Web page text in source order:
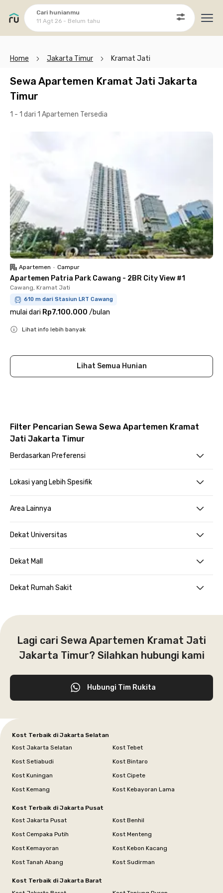
Cari hunianmu
11 Agt 26 - Belum tahu
Home Jakarta Timur Kramat Jati
Sewa Apartemen Kramat Jati Jakarta
Timur
1 - 1 dari 1 Apartemen Tersedia
Apartemen • Campur
Apartemen Patria Park Cawang - 2BR City View #1
Cawang, Kramat Jati
610 m dari Stasiun LRT Cawang
mulai dari Rp7.100.000 /bulan
Lihat info lebih banyak
Lihat Semua Hunian
Filter Pencarian Sewa Sewa Apartemen Kramat
Jati Jakarta Timur
Berdasarkan Preferensi
Lokasi yang Lebih Spesifik
Area Lainnya
Dekat Universitas
Dekat Mall
Dekat Rumah Sakit
Lagi cari Sewa Apartemen Kramat Jati
Jakarta Timur? Silahkan hubungi kami
Hubungi Tim Rukita
Kost Terbaik di Jakarta Selatan
Kost Jakarta Selatan
Kost Tebet
Kost Setiabudi
Kost Bintaro
Kost Kuningan
Kost Cipete
Kost Kemang
Kost Kebayoran Lama
Kost Terbaik di Jakarta Pusat
Kost Jakarta Pusat
Kost Benhil
Kost Cempaka Putih
Kost Menteng
Kost Kemayoran
Kost Kebon Kacang
Kost Tanah Abang
Kost Sudirman
Kost Terbaik di Jakarta Barat